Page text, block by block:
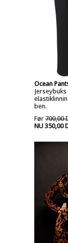
Ocean
ben.
Før 700,00
NU 350,00